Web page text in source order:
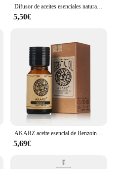
Difusor de aceites esenciales naturales puros, 100ML, para el cuidado de la piel, rosa, naranja, limón, lavanda, rosa, geranio, manzanilla, aguacate, aceite aromático
5,50€
AKARZ aceite esencial de Benzoin Natural, restauración de la piel, elasticidad, circulación sanguínea, calmante, emoción, aceite de Benzoin
5,69€